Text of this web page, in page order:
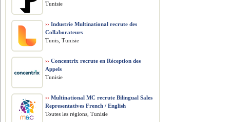
Tunisie
›› Industrie Multinational recrute des
Collaborateurs
Tunis, Tunisie
›› Concentrix recrute en Réception des
Appels
Tunisie
›› Multinational MC recrute Bilingual Sales
Representatives French / English
Toutes les régions, Tunisie